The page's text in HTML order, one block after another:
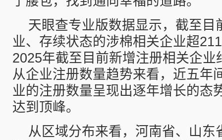
天眼查专业版数据显示，截至目
业、存续状态的涉棉相关企业超
2025年截至目前新增注册相关企业
从企业注册数量趋势来看，近五年
业的注册数量呈现出逐年增长的态
达到顶峰。
从区域分布来看，河南省、山东